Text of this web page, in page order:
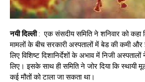
नयी दिल्ली: एक संसदीय समिति ने शनिवार को कहा
मामलों के बीच सरकारी अस्पतालों में बेड की कमी
लिए विशिष्ट दिशानिर्देशों के अभाव में निजी
लिए। इसके साथ ही समिति ने जोर दिया कि स्थायी
कई मौतों को टाला जा सकता था।